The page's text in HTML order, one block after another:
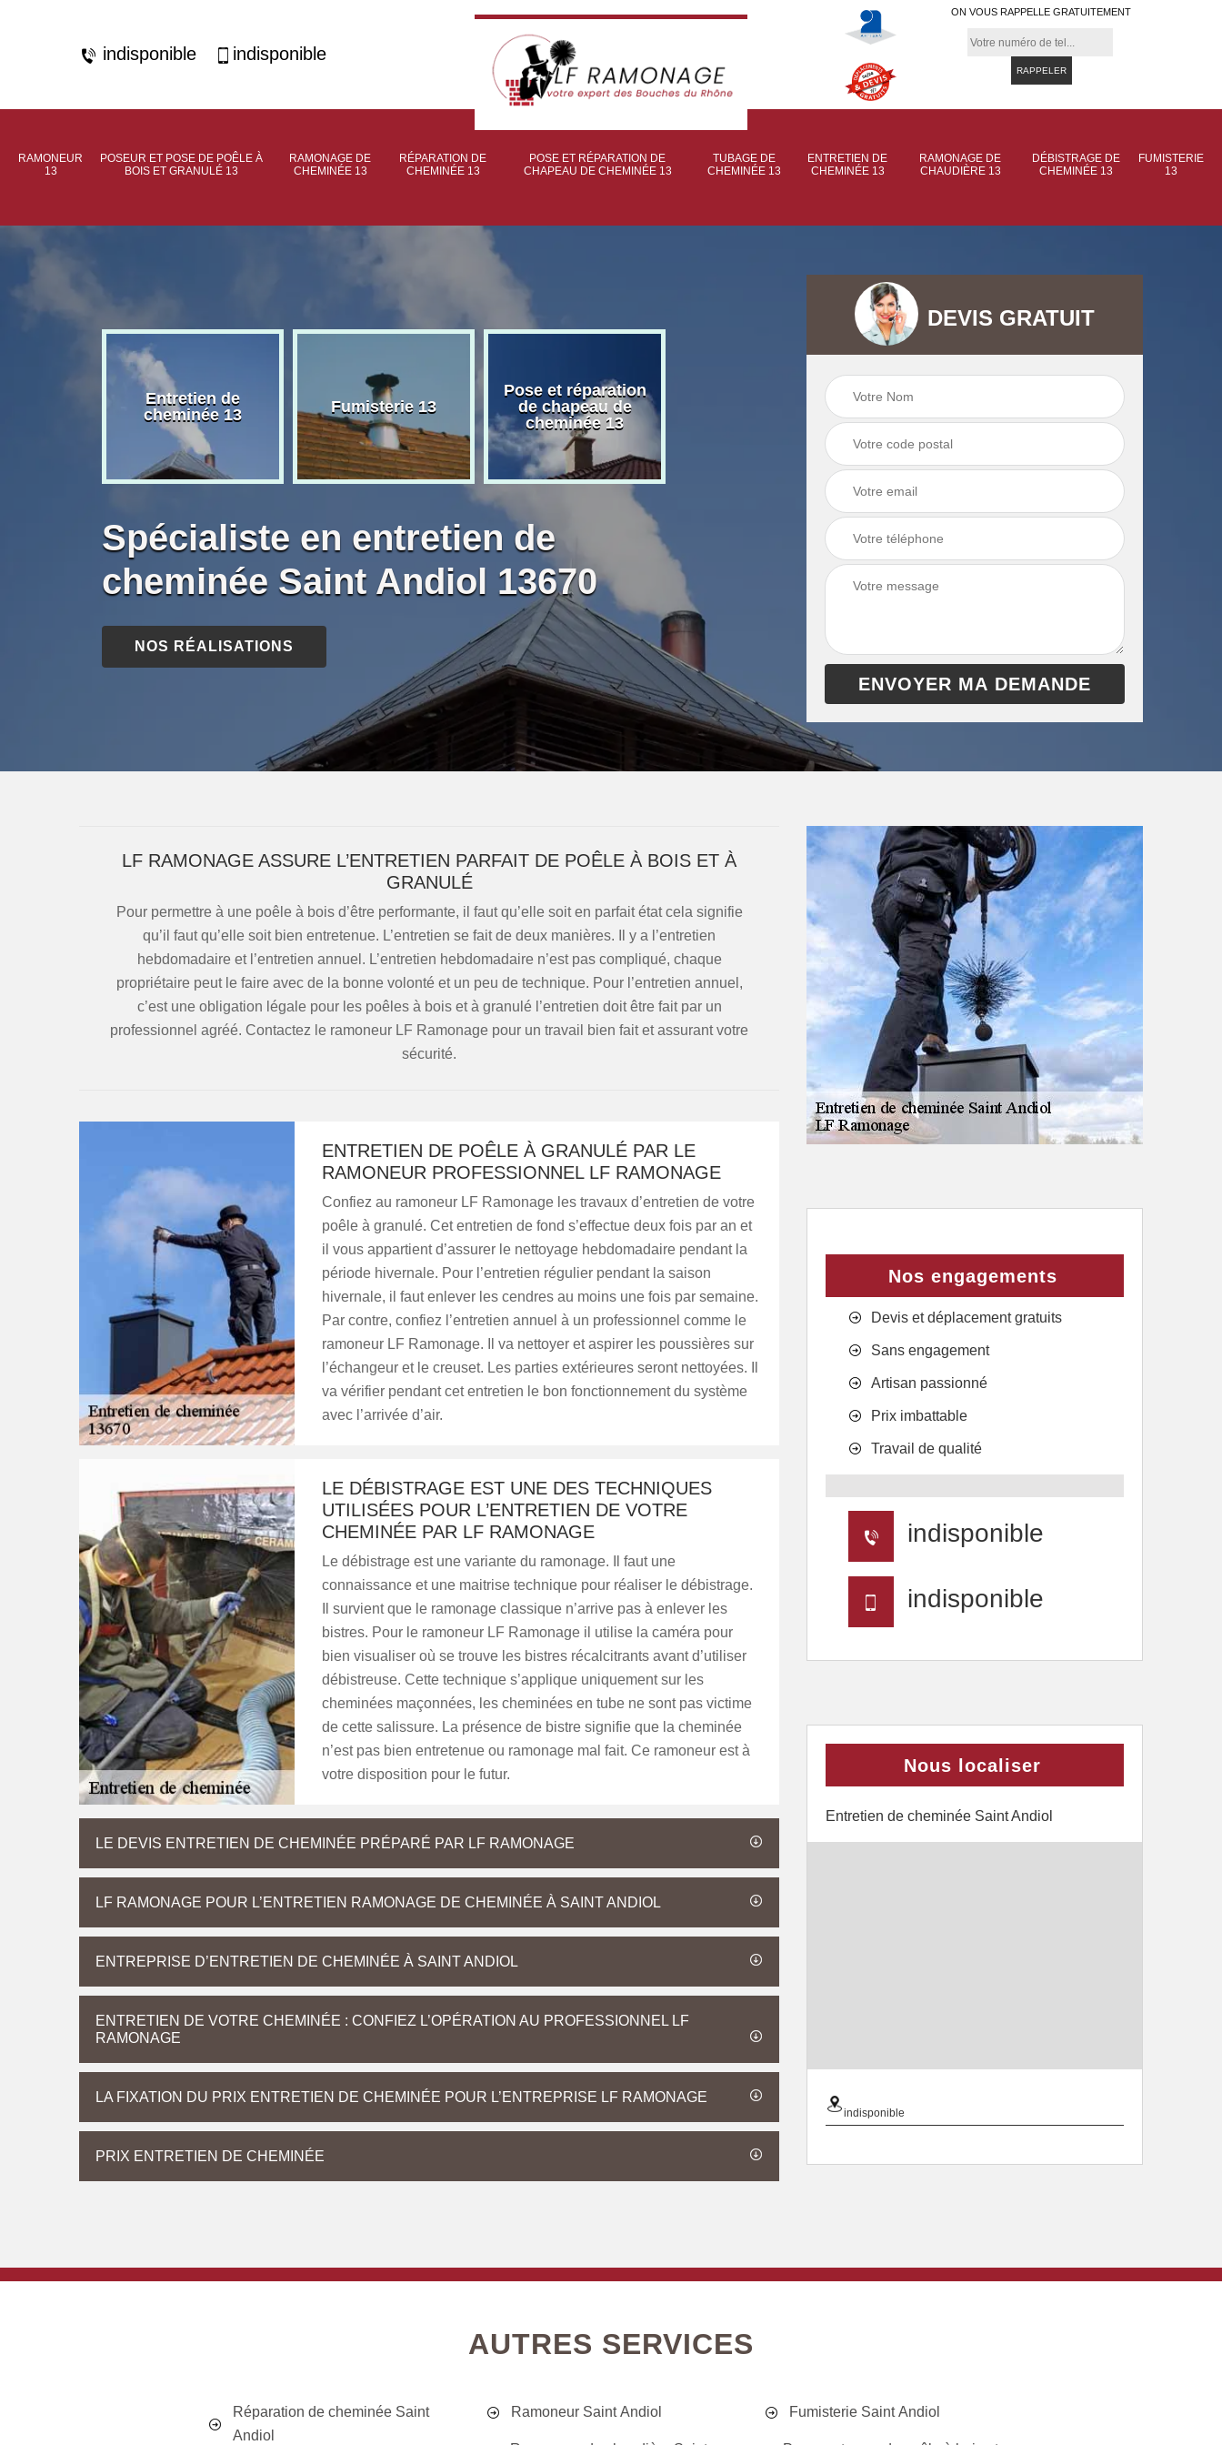
indisponible indisponible
ON VOUS RAPPELLE GRATUITEMENT
RAMONEUR
13
POSEUR ET POSE DE POÊLE À
BOIS ET GRANULÉ 13
RAMONAGE DE
CHEMINÉE 13
RÉPARATION DE
CHEMINÉE 13
POSE ET RÉPARATION DE
CHAPEAU DE CHEMINÉE 13
TUBAGE DE
CHEMINÉE 13
ENTRETIEN DE
CHEMINÉE 13
RAMONAGE DE
CHAUDIÈRE 13
DÉBISTRAGE DE
CHEMINÉE 13
FUMISTERIE
13
Entretien de
cheminée 13
Fumisterie 13
Pose et réparation
de chapeau de
cheminée 13
Poseur et pose de
Ramonage de
chaudière 13
Ramonage de
cheminée 13
Spécialiste en entretien de
cheminée Saint Andiol 13670
NOS RÉALISATIONS
DEVIS GRATUIT
LF RAMONAGE ASSURE L’ENTRETIEN PARFAIT DE POÊLE À BOIS ET À
GRANULÉ
Pour permettre à une poêle à bois d’être performante, il faut qu’elle soit en parfait état cela signifie
qu’il faut qu’elle soit bien entretenue. L’entretien se fait de deux manières. Il y a l’entretien
hebdomadaire et l’entretien annuel. L’entretien hebdomadaire n’est pas compliqué, chaque
propriétaire peut le faire avec de la bonne volonté et un peu de technique. Pour l’entretien annuel,
c’est une obligation légale pour les poêles à bois et à granulé l’entretien doit être fait par un
professionnel agréé. Contactez le ramoneur LF Ramonage pour un travail bien fait et assurant votre
sécurité.
ENTRETIEN DE POÊLE À GRANULÉ PAR LE
RAMONEUR PROFESSIONNEL LF RAMONAGE
Confiez au ramoneur LF Ramonage les travaux d’entretien de votre
poêle à granulé. Cet entretien de fond s’effectue deux fois par an et
il vous appartient d’assurer le nettoyage hebdomadaire pendant la
période hivernale. Pour l’entretien régulier pendant la saison
hivernale, il faut enlever les cendres au moins une fois par semaine.
Par contre, confiez l’entretien annuel à un professionnel comme le
ramoneur LF Ramonage. Il va nettoyer et aspirer les poussières sur
l’échangeur et le creuset. Les parties extérieures seront nettoyées. Il
va vérifier pendant cet entretien le bon fonctionnement du système
avec l’arrivée d’air.
LE DÉBISTRAGE EST UNE DES TECHNIQUES
UTILISÉES POUR L’ENTRETIEN DE VOTRE
CHEMINÉE PAR LF RAMONAGE
Le débistrage est une variante du ramonage. Il faut une
connaissance et une maitrise technique pour réaliser le débistrage.
Il survient que le ramonage classique n’arrive pas à enlever les
bistres. Pour le ramoneur LF Ramonage il utilise la caméra pour
bien visualiser où se trouve les bistres récalcitrants avant d’utiliser
débistreuse. Cette technique s’applique uniquement sur les
cheminées maçonnées, les cheminées en tube ne sont pas victime
de cette salissure. La présence de bistre signifie que la cheminée
n’est pas bien entretenue ou ramonage mal fait. Ce ramoneur est à
votre disposition pour le futur.
LE DEVIS ENTRETIEN DE CHEMINÉE PRÉPARÉ PAR LF RAMONAGE
LF RAMONAGE POUR L’ENTRETIEN RAMONAGE DE CHEMINÉE À SAINT ANDIOL
ENTREPRISE D’ENTRETIEN DE CHEMINÉE À SAINT ANDIOL
ENTRETIEN DE VOTRE CHEMINÉE : CONFIEZ L’OPÉRATION AU PROFESSIONNEL LF
RAMONAGE
LA FIXATION DU PRIX ENTRETIEN DE CHEMINÉE POUR L’ENTREPRISE LF RAMONAGE
PRIX ENTRETIEN DE CHEMINÉE
Nos engagements
Devis et déplacement gratuits
Sans engagement
Artisan passionné
Prix imbattable
Travail de qualité
indisponible
indisponible
Nous localiser
Entretien de cheminée Saint Andiol
indisponible
AUTRES SERVICES
Réparation de cheminée Saint
Andiol
Ramoneur Saint Andiol Fumisterie Saint Andiol